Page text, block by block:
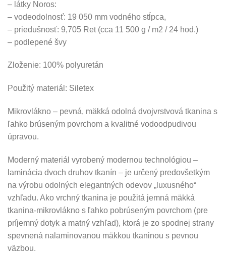
– látky Noros:
– vodeodolnosť: 19 050 mm vodného stĺpca,
– priedušnosť: 9,705 Ret (cca 11 500 g / m2 / 24 hod.)
– podlepené švy
Zloženie: 100% polyuretán
Použitý materiál: Siletex
Mikrovlákno – pevná, mäkká odolná dvojvrstvová tkanina s
ľahko brúseným povrchom a kvalitné vodoodpudivou
úpravou.
Moderný materiál vyrobený modernou technológiou –
laminácia dvoch druhov tkanín – je určený predovšetkým
na výrobu odolných elegantných odevov „luxusného“
vzhľadu. Ako vrchný tkanina je použitá jemná mäkká
tkanina-mikrovlákno s ľahko pobrúseným povrchom (pre
príjemný dotyk a matný vzhľad), ktorá je zo spodnej strany
spevnená nalaminovanou mäkkou tkaninou s pevnou
väzbou.